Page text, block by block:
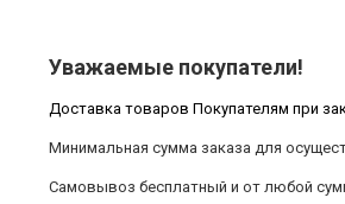
Уважаемые покупатели!
Доставка товаров Покупателям при
Минимальная сумма заказа для
Самовывоз бесплатный и от любой